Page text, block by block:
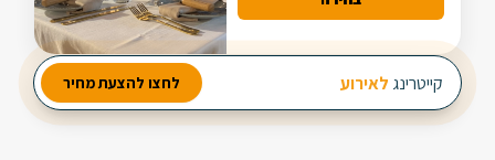
מבחר עשיר של סלטים
2 מנות ביניים
3 תוספות חמות
קייטרינג לאירוע חברה לחצו להצעת מחיר